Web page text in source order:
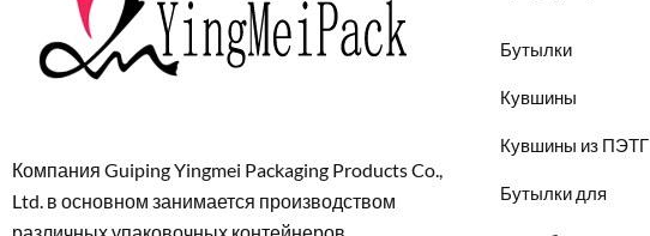
Компания Guiping Yingmei Packaging Products Co.,
Ltd. в основном занимается производством
Бутылки
Кувшины
Кувшины из ПЭТГ
Бутылки для